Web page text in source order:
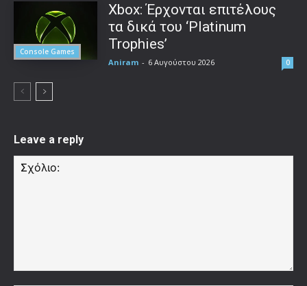
Console Games
Xbox: Έρχονται επιτέλους
τα δικά του ‘Platinum
Trophies’
Aniram - 6 Αυγούστου 2026 0
Leave a reply